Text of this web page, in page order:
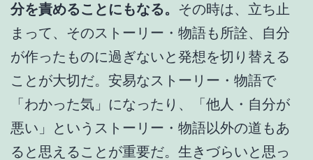
分を責めることにもなる。 その時は、立ち止
まって、そのストーリー・物語も所詮、自分
が作ったものに過ぎないと発想を切り替える
ことが大切だ。安易なストーリー・物語で
「わかった気」になったり、「他人・自分が
悪い」というストーリー・物語以外の道もあ
ると思えることが重要だ。生きづらいと思っ